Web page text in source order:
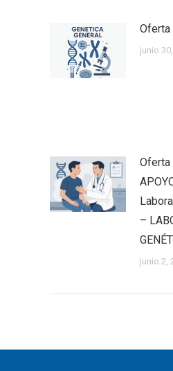
Oferta
junio
Oferta
–
junio 2,